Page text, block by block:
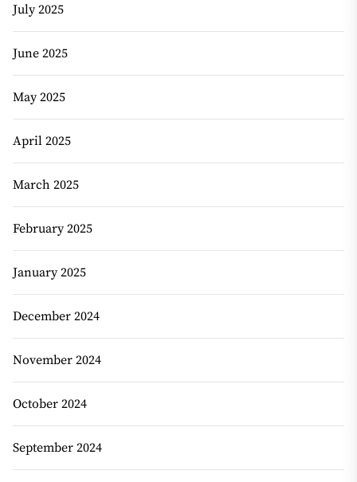
July 2025
June 2025
May 2025
April 2025
March 2025
February 2025
January 2025
December 2024
November 2024
October 2024
September 2024